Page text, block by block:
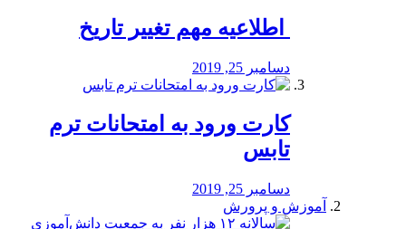
️ اطلاعیه مهم تغییر تاریخ
دسامبر 25, 2019
کارت ورود به امتحانات ترم
تابس
دسامبر 25, 2019
آموزش و پرورش